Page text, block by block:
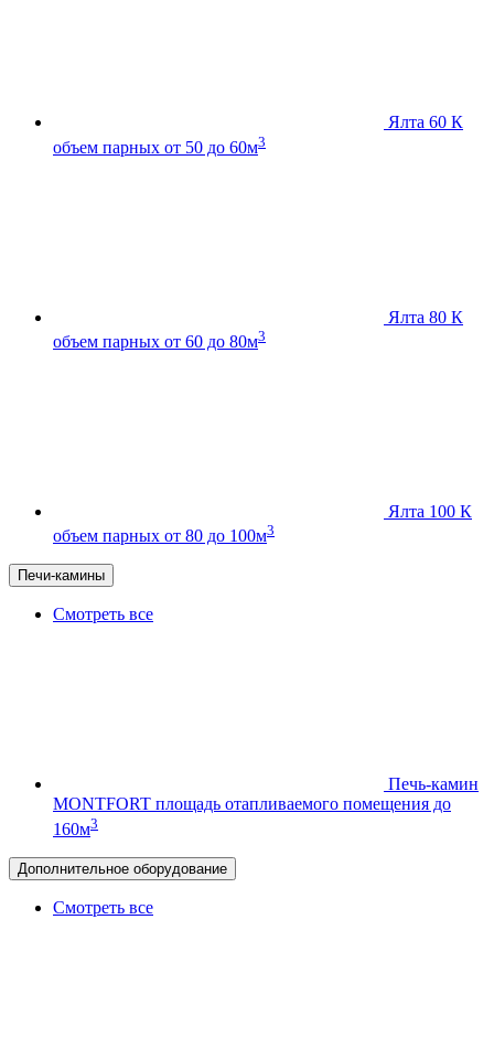
Ялта 60 К
объем парных от 50 до 60м3
Ялта 80 К
объем парных от 60 до 80м3
Ялта 100 К
объем парных от 80 до 100м3
Печи-камины
Смотреть все
Печь-камин
MONTFORT площадь отапливаемого помещения до
160м3
Дополнительное оборудование
Смотреть все